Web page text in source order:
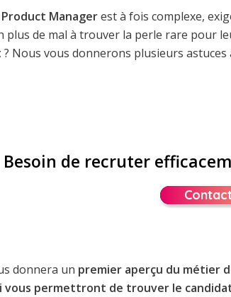
Managerest à fois complexe,
plus de mal à trouver la perle rare pour
? Nous vous donnerons plusieurs astuces
Besoin de recruter
donnera un premier aperçu du métier
vous permettront de trouver le